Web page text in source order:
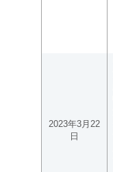
2023年3月22
日